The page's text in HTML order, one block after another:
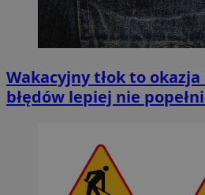
Wakacyjny tłok to okazja
błędów lepiej nie